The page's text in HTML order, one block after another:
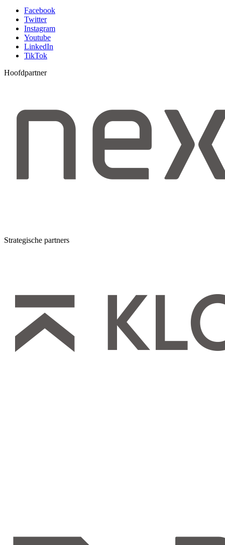
Facebook
Twitter
Instagram
Youtube
LinkedIn
TikTok
Hoofdpartner
Strategische partners